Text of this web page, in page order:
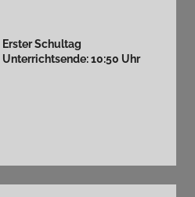
Erster Schultag
Unterrichtsende: 10:50 Uhr